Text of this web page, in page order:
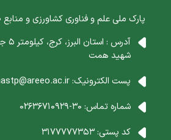
پارک ملی علم و فناوری کشاورزی و
شهید همت
پست الکترونیک:
شماره تماس: 30-02636710929
کد پستی:3177777353